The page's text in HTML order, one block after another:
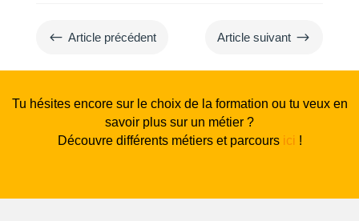
# Article précédent Article suivant $
Tu hésites encore sur le choix de la formation ou tu veux en
savoir plus sur un métier ?
Découvre différents métiers et parcours ici !